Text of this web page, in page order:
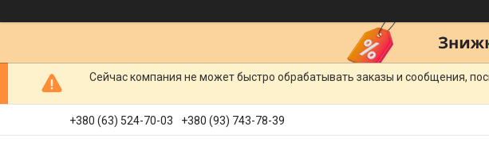
Сейчас компания не может быстро обрабатывать заказы и сообщения,
+380 (63) 524-70-03 +380 (93) 743-78-39